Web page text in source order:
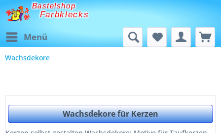
Bastelshop
Farbklecks
Menü
Wachsdekore
Wachsdekore für Kerzen